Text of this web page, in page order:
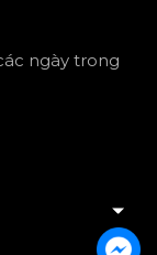
ngày trong